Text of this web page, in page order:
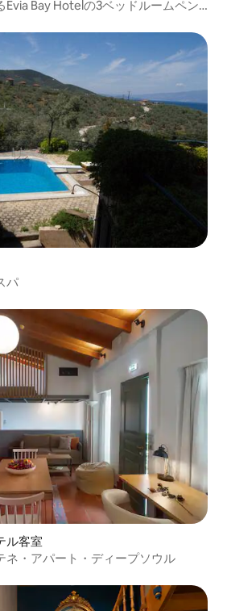
Evia Bay Hotelの3ベッドルームペン
パ
ル客室
ネ・アパート・ディープソウル